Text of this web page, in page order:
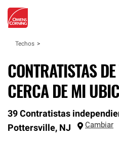
Techos
CONTRATISTAS
CERCA DE MI
39 Contratistas
Pottersville, NJ Cambiar